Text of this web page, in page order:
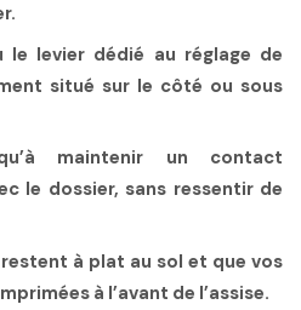
levier dédié au réglage de
situé sur le côté ou sous
maintenir un contact
le dossier, sans ressentir de
à plat au sol et que vos
à l’avant de l’assise.